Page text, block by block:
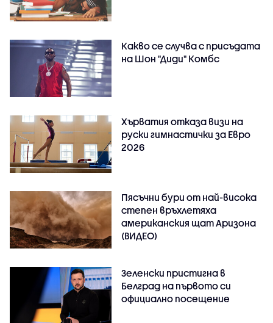
Какво се случва с присъдата
на Шон "Диди" Комбс
Хърватия отказа визи на
руски гимнастички за Евро
2026
Пясъчни бури от най-висока
степен връхлетяха
американския щат Аризона
(ВИДЕО)
Зеленски пристигна в
Белград на първото си
официално посещение